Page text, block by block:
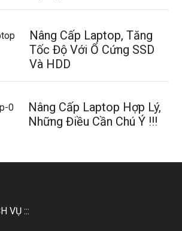
Nâng Cấp Laptop, Tăng
Tốc Độ Với Ổ Cứng SSD
Và HDD
Nâng Cấp Laptop Hợp Lý,
Những Điều Cần Chú Ý !!!
VỤ :::